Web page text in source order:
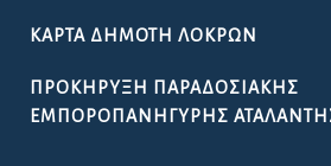
ΚΆΡΤΑ ΔΗΜΌΤΗ ΛΟΚΡΏΝ
ΠΡΟΚΉΡΥΞΗ ΠΑΡΑΔΟΣΙΑΚΉΣ
ΕΜΠΟΡΟΠΑΝΉΓΥΡΗΣ